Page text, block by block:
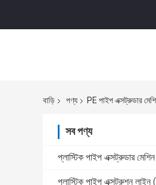
বাড়ি পণ্য PE পাইপ এক্সট্রুডার
সব পণ্য
প্লাস্টিক পাইপ এক্সট্রুডার মেশিন
প্লাস্টিক পাইপ এক্সট্রুশন লাইন